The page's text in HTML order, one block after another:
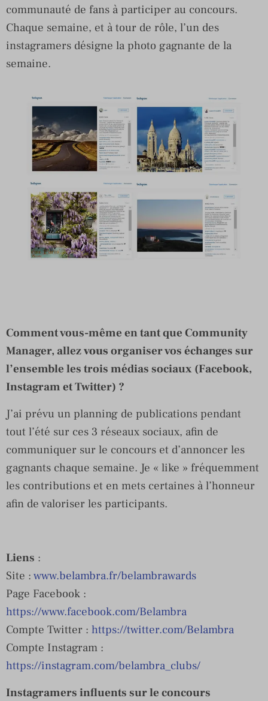
communauté de fans à participer au concours.
Chaque semaine, et à tour de rôle, l’un des
instagramers désigne la photo gagnante de la
semaine.
Comment vous-même en tant que Community
Manager, allezvous organiser vos échanges sur
l’ensemble les trois médias sociaux (Facebook,
Instagram et Twitter) ?
J’ai prévu un planning de publications pendant
tout l’été sur ces 3 réseaux sociaux, afin de
communiquer sur le concours et d’annoncer les
gagnants chaque semaine. Je « like » fréquemment
les contributions et en mets certaines à l’honneur
afin de valoriser les participants.
Liens :
Site : www.belambra.fr/belambrawards
Page Facebook :
https://www.facebook.com/Belambra
Compte Twitter : https://twitter.com/Belambra
Compte Instagram :
https://instagram.com/belambra_clubs/
Instagramers influents sur le concours